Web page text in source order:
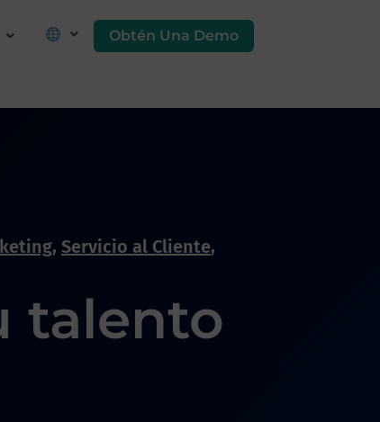
Obtén Una Demo
, Servicio al Cliente,
talento